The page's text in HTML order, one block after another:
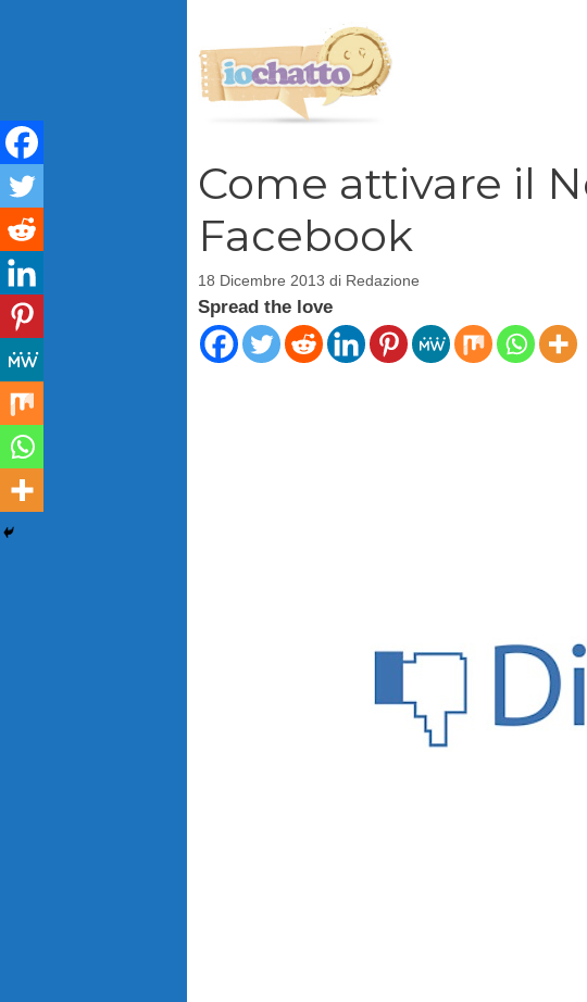
Come attivare il
Facebook
18 Dicembre 2013 di Redazione
Spread the love